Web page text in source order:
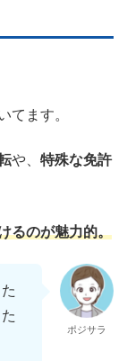
てます。
や、 特殊な免許
るのが魅力的。
ポジサラ